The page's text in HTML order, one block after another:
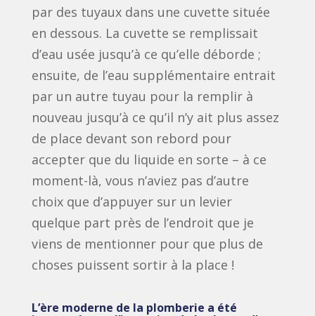
par des tuyaux dans une cuvette située
en dessous. La cuvette se remplissait
d’eau usée jusqu’à ce qu’elle déborde ;
ensuite, de l’eau supplémentaire entrait
par un autre tuyau pour la remplir à
nouveau jusqu’à ce qu’il n’y ait plus assez
de place devant son rebord pour
accepter que du liquide en sorte – à ce
moment-là, vous n’aviez pas d’autre
choix que d’appuyer sur un levier
quelque part près de l’endroit que je
viens de mentionner pour que plus de
choses puissent sortir à la place !
L’ère moderne de la plomberie a été